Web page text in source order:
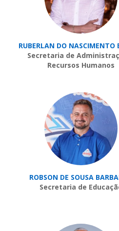
RUBERLAN DO NASCIMENTO
Secretaria de
Recursos Humanos
ROBSON DE SOUSA
Secretaria de